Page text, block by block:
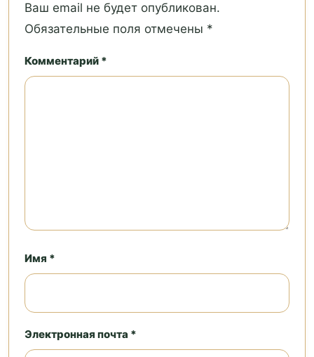
Ваш email не будет опубликован.
Обязательные поля отмечены *
Комментарий *
Имя *
Электронная почта *